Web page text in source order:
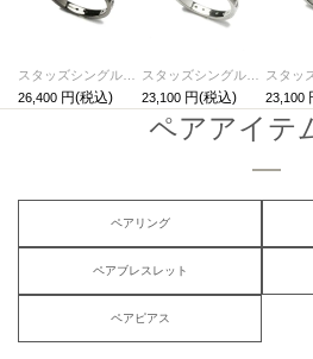
スタッズシングルリングM-ブラック/指輪
26,400
スタッズシングルリングM-シルバー/指輪
23,100
23,100
ペアアイテ
ペアリング
ペアブレスレット
ペアピアス